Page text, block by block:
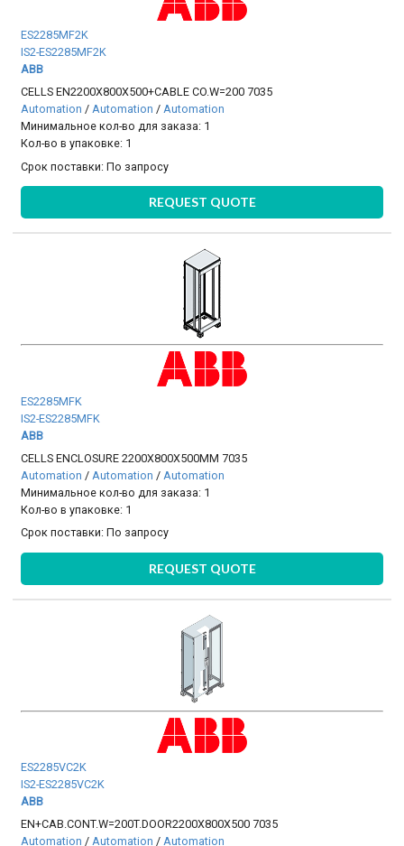
ES2285MF2K
IS2-ES2285MF2K
ABB
CELLS EN2200X800X500+CABLE CO.W=200 7035
Automation /Automation /Automation
Минимальное кол-во для заказа: 1
Кол-во в упаковке: 1
Срок поставки:По запросу
REQUEST QUOTE
ES2285MFK
IS2-ES2285MFK
ABB
CELLS ENCLOSURE 2200X800X500MM 7035
Automation / Automation / Automation
Минимальное кол-во для заказа: 1
Кол-во в упаковке: 1
Срок поставки:По запросу
REQUEST QUOTE
ES2285VC2K
IS2-ES2285VC2K
ABB
EN+CAB.CONT.W=200T.DOOR2200X800X500 7035
Automation /Automation /Automation